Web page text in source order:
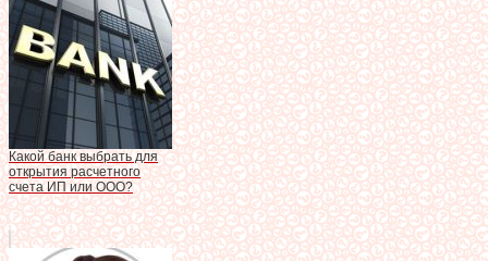
Какой банк выбрать для
открытия расчетного
счета ИП или ООО?